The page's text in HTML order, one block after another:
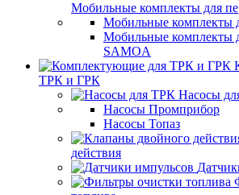
Мобильные комплекты для
Мобильные комплекты
Мобильные комплекты
SAMOA
ТРК и ГРК
Насосы
Насосы Промприбор
Насосы Топаз
действия